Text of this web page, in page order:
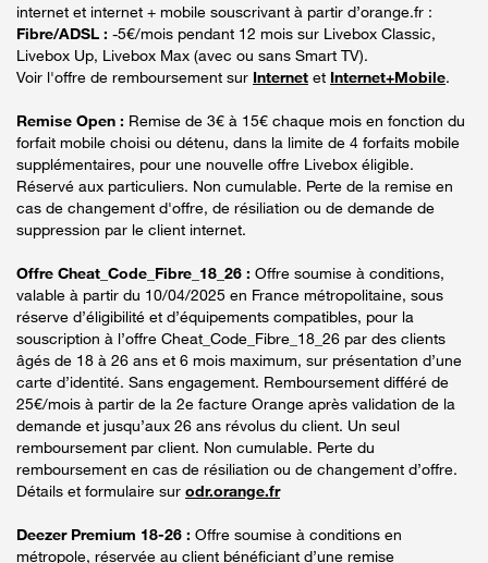
internet et internet + mobile souscrivant à partir d’orange.fr :
Fibre/ADSL : -5€/mois pendant 12 mois sur Livebox Classic,
Livebox Up, Livebox Max (avec ou sans Smart TV).
Voir l'offre de remboursement sur Internet et Internet+Mobile.
Remise Open : Remise de 3€ à 15€ chaque mois en fonction du
forfait mobile choisi ou détenu, dans la limite de 4 forfaits mobile
supplémentaires, pour une nouvelle offre Livebox éligible.
Réservé aux particuliers. Non cumulable. Perte de la remise en
cas de changement d'offre, de résiliation ou de demande de
suppression par le client internet.
Offre Cheat_Code_Fibre_18_26 : Offre soumise à conditions,
valable à partir du 10/04/2025 en France métropolitaine, sous
réserve d’éligibilité et d’équipements compatibles, pour la
souscription à l’offre Cheat_Code_Fibre_18_26 par des clients
âgés de 18 à 26 ans et 6 mois maximum, sur présentation d’une
carte d’identité. Sans engagement. Remboursement différé de
25€/mois à partir de la 2e facture Orange après validation de la
demande et jusqu’aux 26 ans révolus du client. Un seul
remboursement par client. Non cumulable. Perte du
remboursement en cas de résiliation ou de changement d’offre.
Détails et formulaire sur odr.orange.fr
Deezer Premium 18-26 : Offre soumise à conditions en
métropole, réservée au client bénéficiant d’une remise